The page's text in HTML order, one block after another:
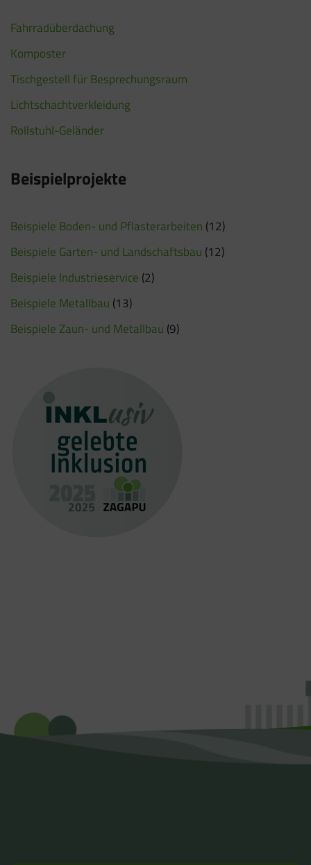
Fahrradüberdachung
Komposter
Tischgestell für Besprechungsraum
Lichtschachtverkleidung
Rollstuhl-Geländer
Beispielprojekte
Beispiele Boden- und Pflasterarbeiten (12)
Beispiele Garten- und Landschaftsbau (12)
Beispiele Industrieservice (2)
Beispiele Metallbau (13)
Beispiele Zaun- und Metallbau (9)